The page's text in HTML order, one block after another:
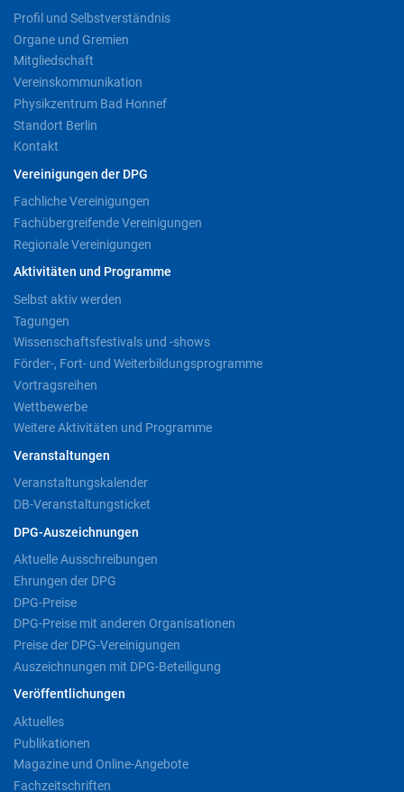
Profil und Selbstverständnis
Organe und Gremien
Mitgliedschaft
Vereinskommunikation
Physikzentrum Bad Honnef
Standort Berlin
Kontakt
Vereinigungen der DPG
Fachliche Vereinigungen
Fachübergreifende Vereinigungen
Regionale Vereinigungen
Aktivitäten und Programme
Selbst aktiv werden
Tagungen
Wissenschaftsfestivals und -shows
Förder-, Fort- und Weiterbildungsprogramme
Vortragsreihen
Wettbewerbe
Weitere Aktivitäten und Programme
Veranstaltungen
Veranstaltungskalender
DB-Veranstaltungsticket
DPG-Auszeichnungen
Aktuelle Ausschreibungen
Ehrungen der DPG
DPG-Preise
DPG-Preise mit anderen Organisationen
Preise der DPG-Vereinigungen
Auszeichnungen mit DPG-Beteiligung
Veröffentlichungen
Aktuelles
Publikationen
Magazine und Online-Angebote
Fachzeitschriften